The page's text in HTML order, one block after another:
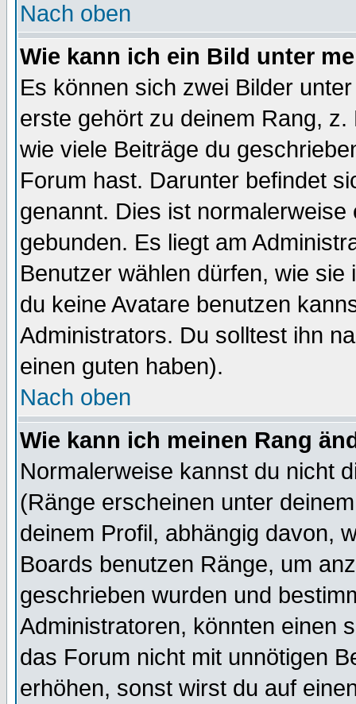
Nach oben
Wie kann ich ein Bild unter
Es können sich zwei Bilder
erste gehört zu deinem Rang,
wie viele Beiträge du
Forum hast. Darunter befindet
genannt. Dies ist
gebunden. Es liegt am
Benutzer wählen dürfen, wie
du keine Avatare benutzen
Administrators. Du solltest ihn
einen guten haben).
Nach oben
Wie kann ich meinen Rang
Normalerweise kannst du nicht
(Ränge erscheinen unter
deinem Profil, abhängig davon,
Boards benutzen Ränge, um
geschrieben wurden und
Administratoren, könnten einen
das Forum nicht mit unnötigen
erhöhen, sonst wirst du auf